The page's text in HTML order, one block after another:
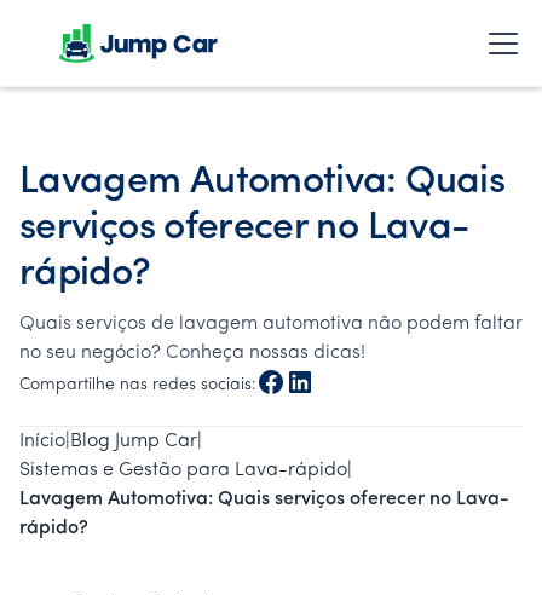
Lavagem Automotiva: Quais
serviços oferecer no Lava-
rápido?
Quais serviços de lavagem automotiva não podem faltar
no seu negócio? Conheça nossas dicas!
Compartilhe nas redes sociais:
Início Blog Jump Car
Sistemas e Gestão para Lava-rápido
Lavagem Automotiva: Quais serviços oferecer no Lava-
rápido?